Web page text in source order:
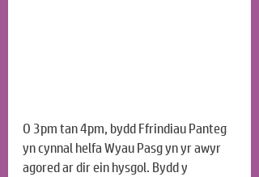
O 3pm tan 4pm, bydd Ffrindiau Panteg
yn cynnal helfa Wyau Pasg yn yr awyr
agored ar dir ein hysgol. Bydd y